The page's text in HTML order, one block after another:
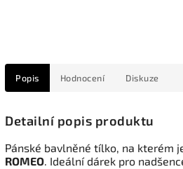
Popis Hodnocení Diskuze
Detailní popis produktu
Pánské bavlněné tílko, na kterém
ROMEO. Ideální dárek pro